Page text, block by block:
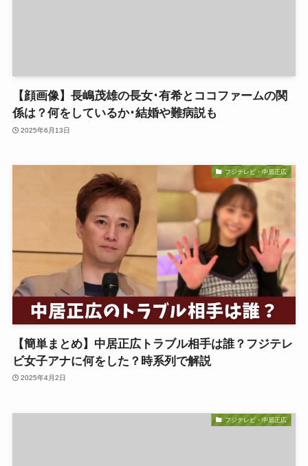
【顔画像】長嶋茂雄の長女･有希とココファームの関
係は？何をしているか･結婚や難病説も
2025年6月13日
フジテレビ・中居正広
【簡単まとめ】中居正広トラブル相手は誰？フジテレ
ビ女子アナに何をした？時系列で解説
2025年4月2日
フジテレビ・中居正広